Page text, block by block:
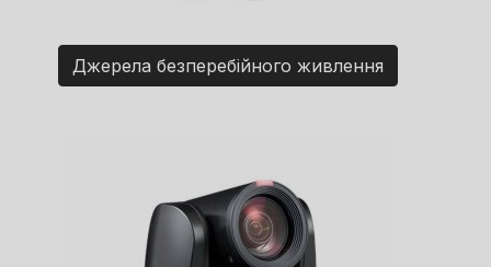
Джерела безперебійного живлення